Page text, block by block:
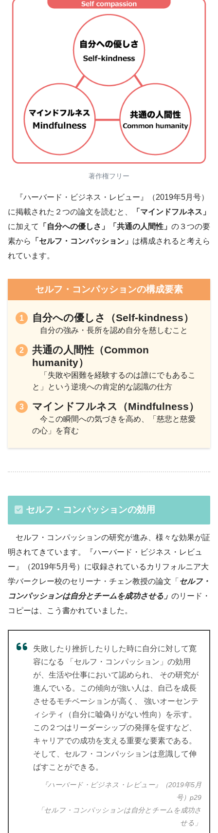
著作権フリー
『ハーバード・ビジネス・レビュー』（2019年5月号）
に掲載された２つの論文を読むと、
「マインドフルネス」
に加えて
「自分への優しさ」「共通の人間性」 の３つの要
素から
「セルフ・コンパッション」 は構成されると考えら
れています。
セルフ・コンパッションの構成要素
自分への優しさ（Self-kindness）
自分の強み・長所を認め自分を慈しむこと
共通の人間性（Common
humanity）
「失敗や困難を経験するのは誰にでもあるこ
と」という逆境への肯定的な認識の仕方
マインドフルネス（Mindfulness）
今この瞬間への気づきを高め、「慈悲と慈愛
の心」を育む
セルフ・コンパッションの効用
セルフ・コンパッションの研究が進み、様々な効果が証
明されてきています。『ハーバード・ビジネス・レビュ
ー』（2019年5月号）に収録されているカリフォルニア大
学バークレー校のセリーナ・チェン教授の論文「 セルフ・
コンパッションは自分とチームを成功させる」 のリード・
コピーは、こう書かれていました。
失敗したり挫折したりした時に自分に対して寛
容になる 「セルフ・コンパッション」の効用
が、生活や仕事において認められ、 その研究が
進んでいる。この傾向が強い人は、自己を成長
させるモチベーションが高く、 強いオーセンテ
ィシティ（自分に嘘偽りがない性向）を示す。
この２つはリーダーシップの発揮を促すなど、
キャリアでの成功を支える重要な要素である。
そして、セルフ・コンパッションは意識して伸
ばすことができる。
『ハーバード・ビジネス・レビュー』（2019年5月
号）p29
「セルフ・コンパッションは自分とチームを成功さ
せる」